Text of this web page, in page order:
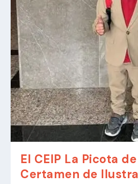
El CEIP La Picota
Certamen de